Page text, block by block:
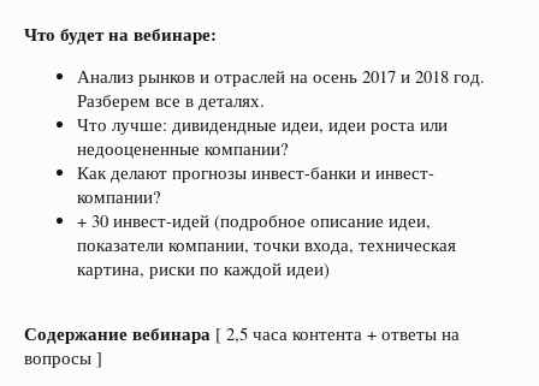
Что будет на вебинаре:
Анализ рынков и отраслей на осень 2017 и 2018 год.
Разберем все в деталях.
Что лучше: дивидендные идеи, идеи роста или
недооцененные компании?
Как делают прогнозы инвест-банки и инвест-
компании?
+ 30 инвест-идей (подробное описание идеи,
показатели компании, точки входа, техническая
картина, риски по каждой идеи)
Содержание вебинара [ 2,5 часа контента + ответы на
вопросы ]